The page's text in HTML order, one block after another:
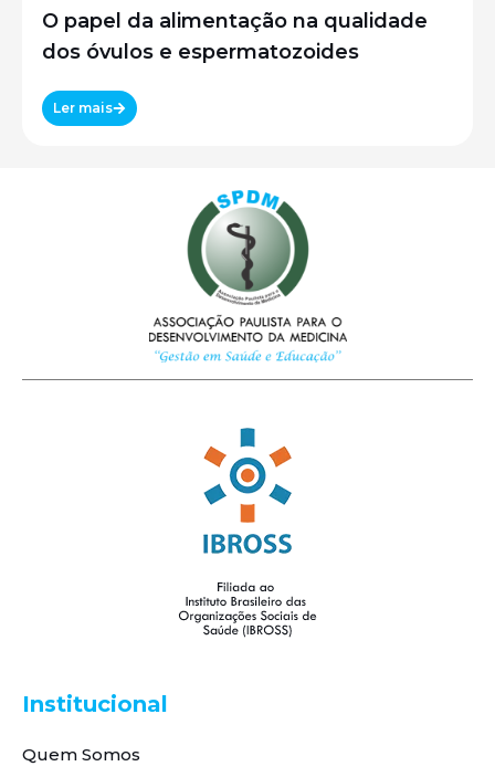
O papel da alimentação na qualidade
dos óvulos e espermatozoides
Ler mais
Institucional
Quem Somos